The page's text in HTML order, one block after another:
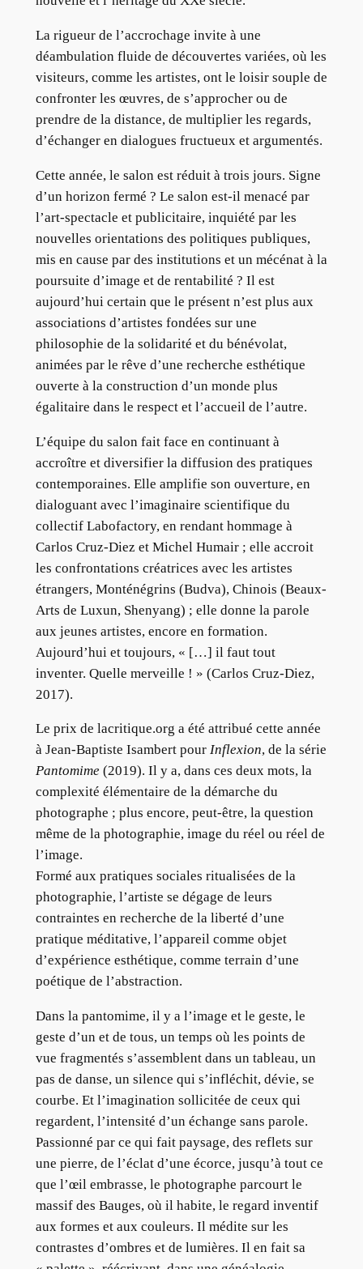
La rigueur de l’accrochage invite à une
déambulation fluide de découvertes variées, où les
visiteurs, comme les artistes, ont le loisir souple de
confronter les œuvres, de s’approcher ou de
prendre de la distance, de multiplier les regards,
d’échanger en dialogues fructueux et argumentés.
Cette année, le salon est réduit à trois jours. Signe
d’un horizon fermé ? Le salon est-il menacé par
l’art-spectacle et publicitaire, inquiété par les
nouvelles orientations des politiques publiques,
mis en cause par des institutions et un mécénat à la
poursuite d’image et de rentabilité ? Il est
aujourd’hui certain que le présent n’est plus aux
associations d’artistes fondées sur une
philosophie de la solidarité et du bénévolat,
animées par le rêve d’une recherche esthétique
ouverte à la construction d’un monde plus
égalitaire dans le respect et l’accueil de l’autre.
L’équipe du salon fait face en continuant à
accroître et diversifier la diffusion des pratiques
contemporaines. Elle amplifie son ouverture, en
dialoguant avec l’imaginaire scientifique du
collectif Labofactory, en rendant hommage à
Carlos Cruz-Diez et Michel Humair ; elle accroit
les confrontations créatrices avec les artistes
étrangers, Monténégrins (Budva), Chinois (Beaux-
Arts de Luxun, Shenyang) ; elle donne la parole
aux jeunes artistes, encore en formation.
Aujourd’hui et toujours, « […] il faut tout
inventer. Quelle merveille ! » (Carlos Cruz-Diez,
2017).
Le prix de lacritique.org a été attribué cette année
à Jean-Baptiste Isambert pour Inflexion, de la série
Pantomime(2019). Il y a, dans ces deux mots, la
complexité élémentaire de la démarche du
photographe ; plus encore, peut-être, la question
même de la photographie, image du réel ou réel de
l’image.
Formé aux pratiques sociales ritualisées de la
photographie, l’artiste se dégage de leurs
contraintes en recherche de la liberté d’une
pratique méditative, l’appareil comme objet
d’expérience esthétique, comme terrain d’une
poétique de l’abstraction.
Dans la pantomime, il y a l’image et le geste, le
geste d’un et de tous, un temps où les points de
vue fragmentés s’assemblent dans un tableau, un
pas de danse, un silence qui s’infléchit, dévie, se
courbe. Et l’imagination sollicitée de ceux qui
regardent, l’intensité d’un échange sans parole.
Passionné par ce qui fait paysage, des reflets sur
une pierre, de l’éclat d’une écorce, jusqu’à tout ce
que l’œil embrasse, le photographe parcourt le
massif des Bauges, où il habite, le regard inventif
aux formes et aux couleurs. Il médite sur les
contrastes d’ombres et de lumières. Il en fait sa